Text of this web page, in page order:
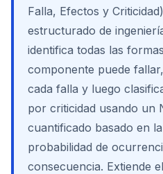
Falla, Efectos y
estructurado de
identifica todas las
componente puede
cada falla y luego
por criticidad usando un
cuantificado basado en
probabilidad de
consecuencia. Extiende el